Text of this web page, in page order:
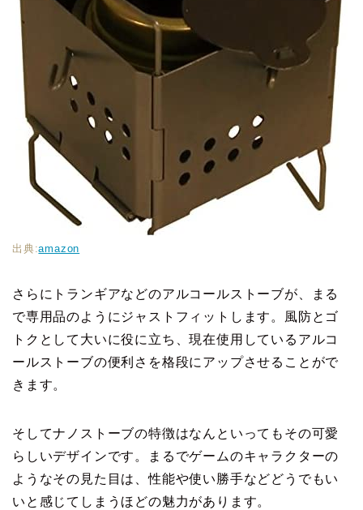
出典:amazon
さらにトランギアなどのアルコールストーブが、まる
で専用品のようにジャストフィットします。風防とゴ
トクとして大いに役に立ち、現在使用しているアルコ
ールストーブの便利さを格段にアップさせることがで
きます。
そしてナノストーブの特徴はなんといってもその可愛
らしいデザインです。まるでゲームのキャラクターの
ようなその見た目は、性能や使い勝手などどうでもい
いと感じてしまうほどの魅力があります。